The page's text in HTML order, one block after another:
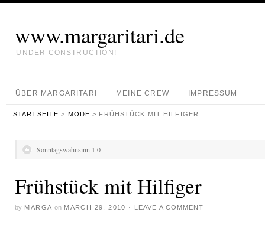
www.margaritari.de
UNDER CONSTRUCTION!
ÜBER MARGARITARI MEINE CREW IMPRESSUM
STARTSEITE > MODE > FRÜHSTÜCK MIT HILFIGER
Sonntagswahnsinn 1.0
Frühstück mit Hilfiger
by MARGA on MARCH 29, 2010 · LEAVE A COMMENT